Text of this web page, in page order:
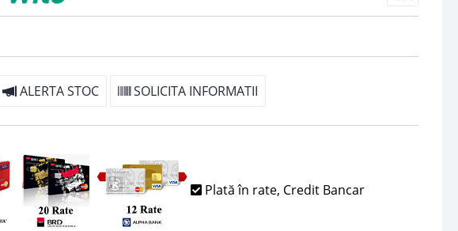
ALERTA STOC SOLICITA INFORMATII
Plată în rate, Credit Bancar